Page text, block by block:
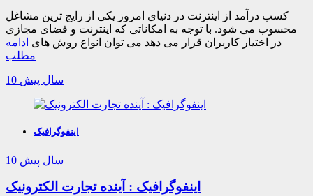
کسب درآمد از اینترنت در دنیای امروز یکی از رایج ترین مشاغل
محسوب می شود. با توجه به امکاناتی که اینترنت و فضای مجازی
در اختیار کاربران قرار می دهد می توان انواع روش های ادامه
مطلب
10 سال پیش
اینفوگرافیک
10 سال پیش
اینفوگرافیک : آینده تجارت الکترونیک